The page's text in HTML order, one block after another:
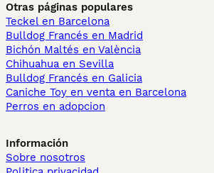
Otras páginas populares
Teckel en Barcelona
Bulldog Francés en Madrid
Bichón Maltés en València
Chihuahua en Sevilla
Bulldog Francés en Galicia
Caniche Toy en venta en Barcelona
Perros en adopcion
Información
Sobre nosotros